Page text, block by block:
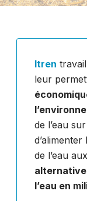
Itren
leur
de l’eau
de l’eau
l’eau en